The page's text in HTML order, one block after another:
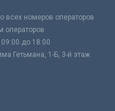
всех номеров операторов
операторов
до 18:00
Гетьмана, 1-Б, 3-й этаж